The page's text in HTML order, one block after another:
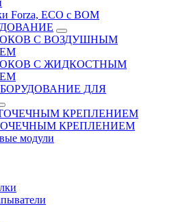
Forza, ЕСО с ВОМ
С ВОЗДУШНЫМ
С ЖИДКОСТНЫМ
ДЛЯ
КРЕПЛЕНИЕМ
КРЕПЛЕНИЕМ
модули